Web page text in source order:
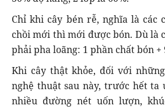
Chỉ khi cây bén rễ, nghĩa là các
chồi mới thì mới được bón. Dù là
phải pha loãng: 1 phần chất bón +
Khi cây thật khỏe, đối với
nghệ thuật sau này, trước hết ta
nhiều đường nét uốn lượn,